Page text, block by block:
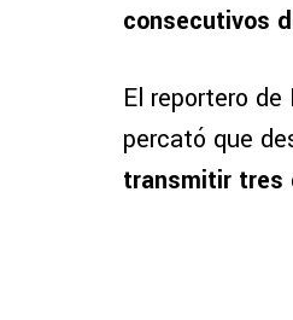
consecutivos
El reportero
percató que
transmitir tres